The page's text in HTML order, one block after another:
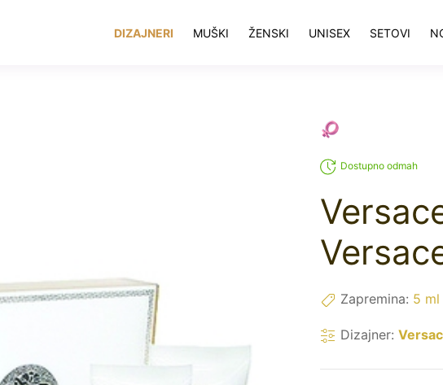
DIZAJNERI MUŠKI ŽENSKI UNISEX SETOVI
Dostupno odmah
Zapremina: 5
Dizajner: